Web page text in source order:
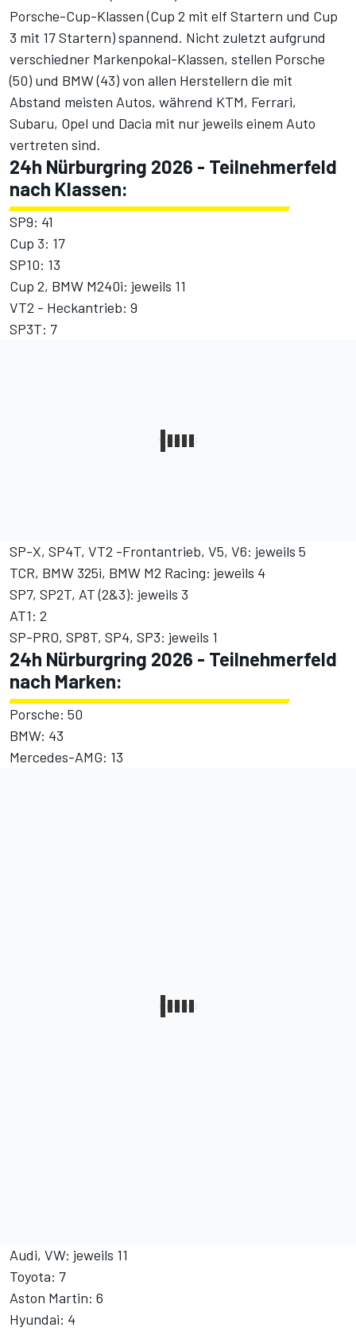
Porsche-Cup-Klassen (Cup 2 mit elf Startern und Cup
3 mit 17 Startern) spannend. Nicht zuletzt aufgrund
verschiedner Markenpokal-Klassen, stellen Porsche
(50) und BMW (43) von allen Herstellern die mit
Abstand meisten Autos, während KTM, Ferrari,
Subaru, Opel und Dacia mit nur jeweils einem Auto
vertreten sind.
24h Nürburgring 2026 - Teilnehmerfeld
nach Klassen:
SP9: 41
Cup 3: 17
SP10: 13
Cup 2, BMW M240i: jeweils 11
VT2 - Heckantrieb: 9
SP3T: 7
SP-X, SP4T, VT2 -Frontantrieb, V5, V6: jeweils 5
TCR, BMW 325i, BMW M2 Racing: jeweils 4
SP7, SP2T, AT (2&3): jeweils 3
AT1: 2
SP-PRO, SP8T, SP4, SP3: jeweils 1
24h Nürburgring 2026 - Teilnehmerfeld
nach Marken:
Porsche: 50
BMW: 43
Mercedes-AMG: 13
Audi, VW: jeweils 11
Toyota: 7
Aston Martin: 6
Hyundai: 4